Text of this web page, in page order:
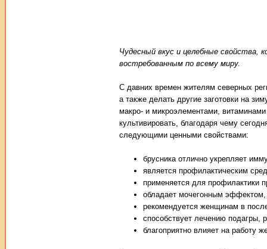
Чудесный вкус и целебные свойства,
востребованным по всему миру.
С давних времен жителям северных
а также делать другие заготовки на
макро- и микроэлементами,
культивировать, благодаря чему
следующими ценными свойствами:
брусника отлично укрепляет
является профилактическим
применяется для профилактики
обладает мочегонным эффектом,
рекомендуется женщинам в
способствует лечению подагры,
благоприятно влияет на работу